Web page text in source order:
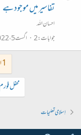
تفاسیر میں موجود ہے
احسان اللہ
جوابات 2 اگست 5، 2022
1 از 16
محفل
اِسلامی تعلیمات